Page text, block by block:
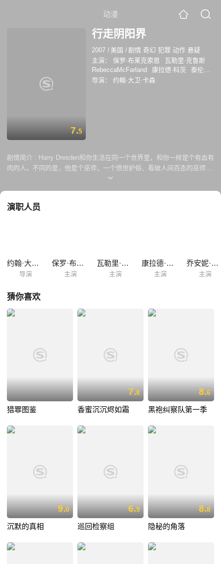
动漫
7.5
行走阴阳界
2007 / 美国 /剧情 奇幻 犯罪 动作 悬疑
主演：
保罗·布莱克索恩
瓦勒里·克鲁斯
RebeccaMcFarland
康拉德·科茨
泰伦斯·
曼
乔安妮·凯莉 雷欧·巴奈扎
导演： 约翰·大卫·卡森
剧情简介 : Harry Dresden和你生活在同一个世界里，和你一样是个有血有
肉的人。不同的是，他是个巫师，一个愤世妒俗、看破人间百态的巫师。
这使他对周围发生的一切奇怪事件有独一无二的观点——包括犯罪。
想知道未来是什么样的吗？好好学学Dresden的档案吧。
演职人员
约翰·大卫·卡森
导演
保罗·布莱克索恩
主演
瓦勒里·克鲁斯
主演
康拉德·科茨
主演
乔安妮·凯莉
主演
猜你喜欢
猎罪图鉴
7.8
香蜜沉沉烬如霜
8.6
黑袍纠察队第一季
9.0
沉默的真相
6.9
巡回检察组
8.8
隐秘的角落